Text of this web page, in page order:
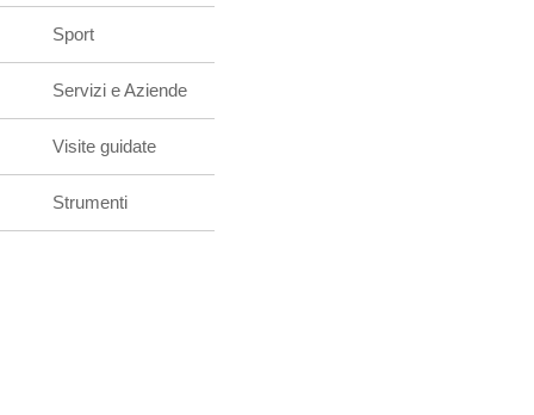
Sport
Servizi e Aziende
Visite guidate
Strumenti